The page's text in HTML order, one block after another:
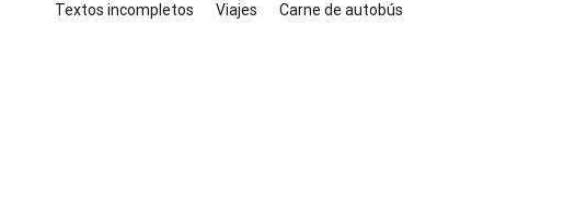
Textos incompletos Viajes Carne de autobús